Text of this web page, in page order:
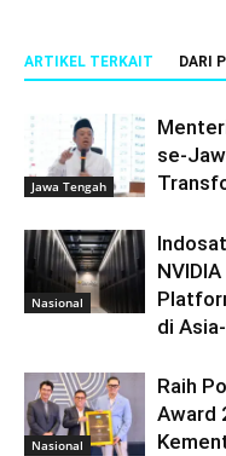
ARTIKEL TERKAIT DARI
Jawa Tengah
se-
Nasional
di
Nasional
Raih
Award